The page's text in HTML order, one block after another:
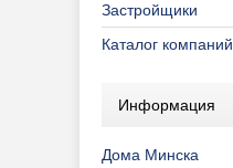
Застройщики
Каталог компаний
Информация
Дома Минска